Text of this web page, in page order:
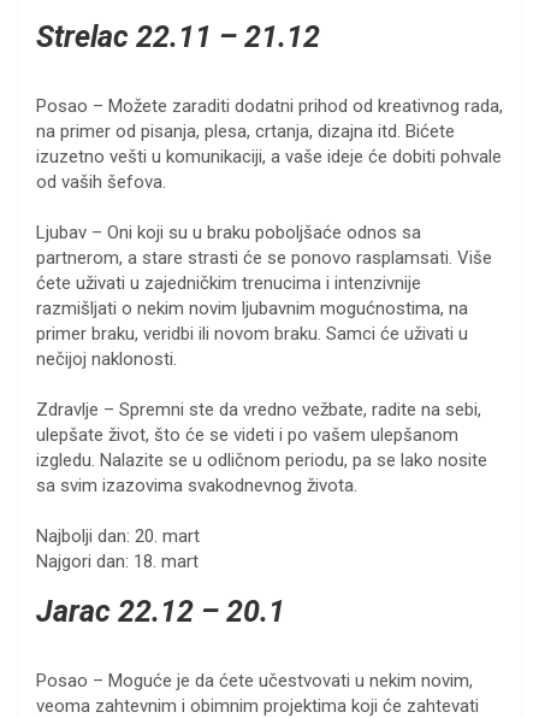
Strelac 22.11 – 21.12
Posao – Možete zaraditi dodatni prihod od kreativnog rada,
na primer od pisanja, plesa, crtanja, dizajna itd. Bićete
izuzetno vešti u komunikaciji, a vaše ideje će dobiti pohvale
od vaših šefova.
Ljubav – Oni koji su u braku poboljšaće odnos sa
partnerom, a stare strasti će se ponovo rasplamsati. Više
ćete uživati u zajedničkim trenucima i intenzivnije
razmišljati o nekim novim ljubavnim mogućnostima, na
primer braku, veridbi ili novom braku. Samci će uživati u
nečijoj naklonosti.
Zdravlje – Spremni ste da vredno vežbate, radite na sebi,
ulepšate život, što će se videti i po vašem ulepšanom
izgledu. Nalazite se u odličnom periodu, pa se lako nosite
sa svim izazovima svakodnevnog života.
Najbolji dan: 20. mart
Najgori dan: 18. mart
Jarac 22.12 – 20.1
Posao – Moguće je da ćete učestvovati u nekim novim,
veoma zahtevnim i obimnim projektima koji će zahtevati